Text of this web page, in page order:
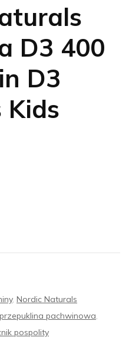
D3 400
D3
Kids
, Nordic Naturals
przepuklina pachwinowa,
pospolity